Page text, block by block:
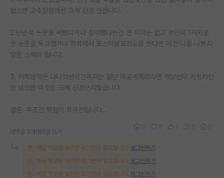
없으면 교수입장에선 크게 신경 안씁니다.
2.단순히 논문을 써봤다거나 참여했다는건 큰 의미는 없고 본인이 1저자로
쓴 논문을 투고했거나 학회에서 포스터발표정도를 한다면 이건 나름 나쁘지
않은 스펙이 됩니다.
3. 어학성적은 다다익선이긴하지만 일단 이공계쪽이라면 적당선의 커트라인
만 넘으면 이것도 크게 신경쓰지않습니다
결론: 무조건 학점이 최우선입니다..
대댓글 3개 대댓글 쓰기
해당 댓글을 보려면 로그인이 필요합니다. 로그인하기
해당 댓글을 보려면 로그인이 필요합니다. 로그인하기
해당 댓글을 보려면 로그인이 필요합니다. 로그인하기